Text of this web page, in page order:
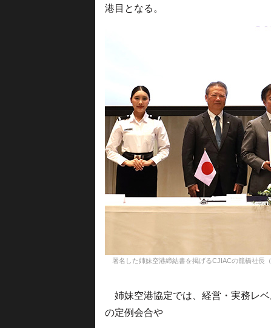
港目となる。
署名した姉妹空港締結書を掲げるCJIACの籠橋社長
姉妹空港協定では、経営・実務レ
の定例会合や